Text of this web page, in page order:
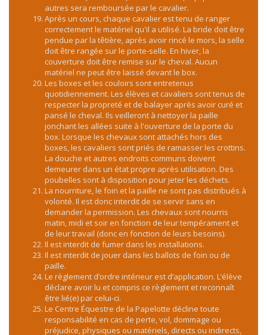
autres sera remboursée par le cavalier.
Après un cours, chaque cavalier est tenu de ranger
correctement le matériel qu'il a utilisé. La bride doit être
pendue par la têtière, après avoir rincé le mors, la selle
doit être rangée sur le porte-selle. En hiver, la
couverture doit être remise sur le cheval. Aucun
matériel ne peut être laissé devant le box.
Les boxes et les couloirs sont entretenus
quotidiennement. Les élèves et cavaliers sont tenus de
respecter la propreté et de balayer après avoir curé et
pansé le cheval. Ils veilleront à nettoyer la paille
jonchant les allées suite à l'ouverture de la porte du
box. Lorsque les chevaux sont attachés hors des
boxes, les cavaliers sont priés de ramasser les crottins.
La douche et autres endroits communs doivent
demeurer dans un état propre après utilisation. Des
poubelles sont à disposition pour jeter les déchets.
La nourriture, le foin et la paille ne sont pas distribués à
volonté. Il est donc interdit de se servir sans en
demander la permission. Les chevaux sont nourris
matin, midi et soir en fonction de leur tempérament et
de leur travail (donc en fonction de leurs besoins).
Il est interdit de fumer dans les installations.
Il est interdit de jouer dans les ballots de foin ou de
paille.
Le règlement d’ordre intérieur est d’application. L’élève
déclare avoir lu et compris ce règlement et reconnaît
être lié(e) par celui-ci.
Le Centre Équestre de la Papelotte décline toute
responsabilité en cas de perte, vol, dommage ou
préjudice, physiques ou matériels, directs ou indirects,